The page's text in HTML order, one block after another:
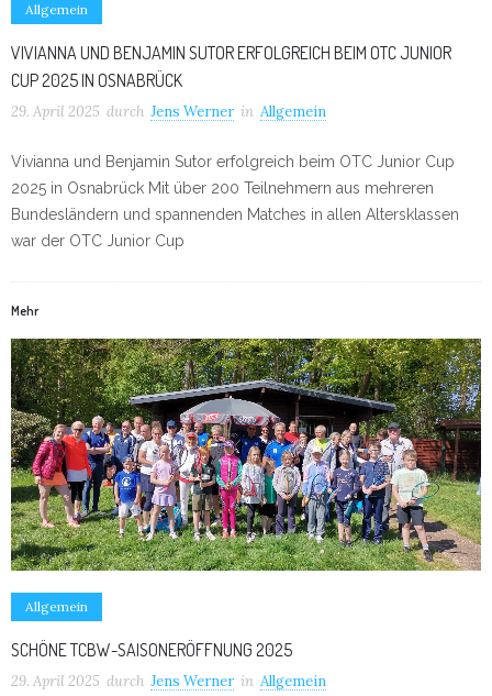
Allgemein
VIVIANNA UND BENJAMIN SUTOR ERFOLGREICH BEIM OTC JUNIOR
CUP 2025 IN OSNABRÜCK
29. April 2025 durch Jens Werner in Allgemein
Vivianna und Benjamin Sutor erfolgreich beim OTC Junior Cup
2025 in Osnabrück Mit über 200 Teilnehmern aus mehreren
Bundesländern und spannenden Matches in allen Altersklassen
war der OTC Junior Cup
Mehr
Allgemein
SCHÖNE TCBW-SAISONERÖFFNUNG 2025
29. April 2025 durch Jens Werner in Allgemein